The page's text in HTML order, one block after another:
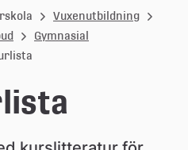
Vuxenutbildning
Gymnasial